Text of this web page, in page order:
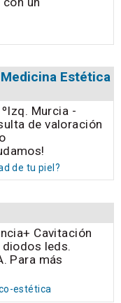
Estética
Murcia -
de valoración
de tu piel?
Cavitación
leds.
Para más
estética